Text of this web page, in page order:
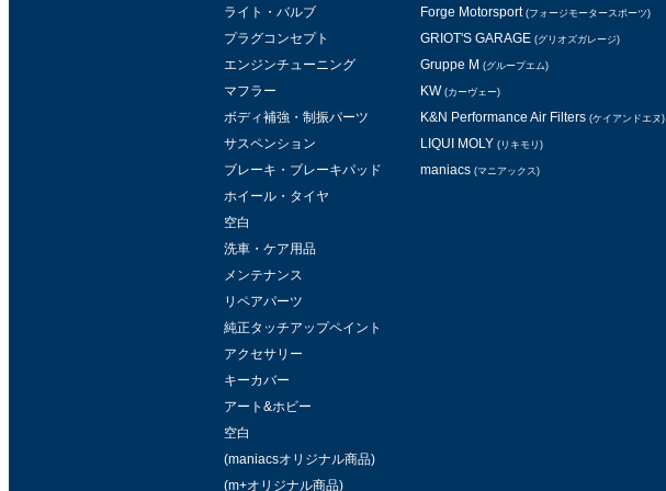
ライト・バルブ
プラグコンセプト
エンジンチューニング
マフラー
ボディ補強・制振パーツ
サスペンション
ブレーキ・ブレーキパッド
ホイール・タイヤ
空白
洗車・ケア用品
メンテナンス
リペアパーツ
純正タッチアップペイント
アクセサリー
キーカバー
アート&ホビー
空白
(maniacsオリジナル商品)
(m+オリジナル商品)
Forge Motorsport (フォージモータースポーツ)
GRIOT'S GARAGE (グリオズガレージ)
Gruppe M (グループエム)
KW (カーヴェー)
K&N Performance Air Filters (ケイアンドエヌ)
LIQUI MOLY (リキモリ)
maniacs (マニアックス)